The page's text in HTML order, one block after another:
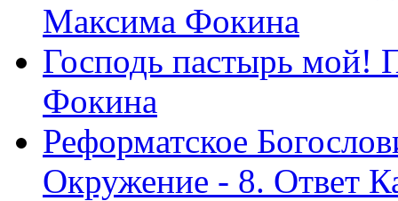
Максима Фокина
Господь пастырь мой!
Фокина
Реформатское
Окружение - 8. Ответ